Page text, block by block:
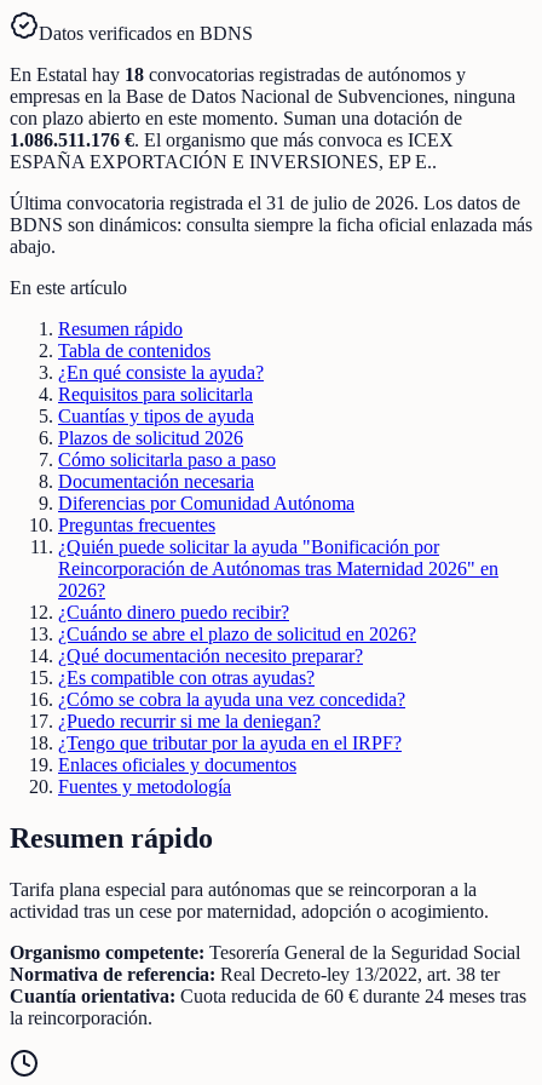
Datos verificados en BDNS
En Estatal hay 18 convocatorias registradas de autónomos y
empresas en la Base de Datos Nacional de Subvenciones, ninguna
con plazo abierto en este momento. Suman una dotación de
1.086.511.176 €. El organismo que más convoca es ICEX
ESPAÑA EXPORTACIÓN E INVERSIONES, EP E..
Última convocatoria registrada el 31 de julio de 2026. Los datos de
BDNS son dinámicos: consulta siempre la ficha oficial enlazada más
abajo.
En este artículo
Resumen rápido
Tabla de contenidos
¿En qué consiste la ayuda?
Requisitos para solicitarla
Cuantías y tipos de ayuda
Plazos de solicitud 2026
Cómo solicitarla paso a paso
Documentación necesaria
Diferencias por Comunidad Autónoma
Preguntas frecuentes
¿Quién puede solicitar la ayuda "Bonificación por
Reincorporación de Autónomas tras Maternidad 2026" en
2026?
¿Cuánto dinero puedo recibir?
¿Cuándo se abre el plazo de solicitud en 2026?
¿Qué documentación necesito preparar?
¿Es compatible con otras ayudas?
¿Cómo se cobra la ayuda una vez concedida?
¿Puedo recurrir si me la deniegan?
¿Tengo que tributar por la ayuda en el IRPF?
Enlaces oficiales y documentos
Fuentes y metodología
Resumen rápido
Tarifa plana especial para autónomas que se reincorporan a la
actividad tras un cese por maternidad, adopción o acogimiento.
Organismo competente: Tesorería General de la Seguridad Social
Normativa de referencia: Real Decreto-ley 13/2022, art. 38 ter
Cuantía orientativa: Cuota reducida de 60 € durante 24 meses tras
la reincorporación.